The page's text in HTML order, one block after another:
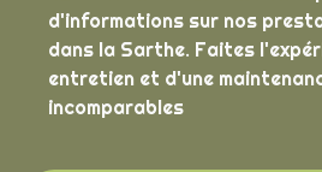
d'informations sur nos
dans la Sarthe. Faites
entretien et d'une
incomparables